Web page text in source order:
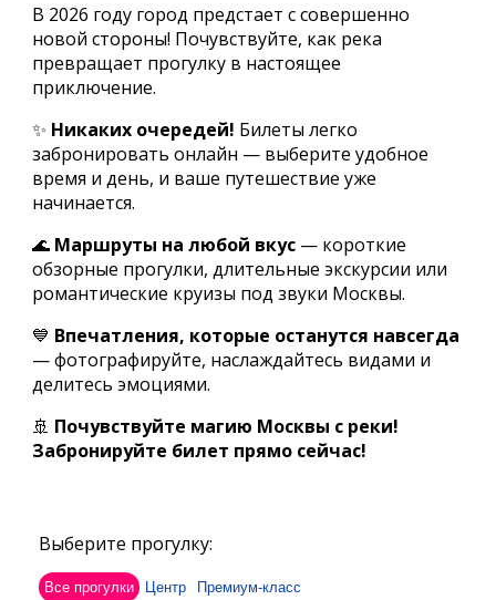
В 2026 году город предстает с совершенно
новой стороны! Почувствуйте, как река
превращает прогулку в настоящее
приключение.
✨ Никаких очередей! Билеты легко
забронировать онлайн — выберите удобное
время и день, и ваше путешествие уже
начинается.
🌊 Маршруты на любой вкус — короткие
обзорные прогулки, длительные экскурсии или
романтические круизы под звуки Москвы.
💙 Впечатления, которые останутся навсегда
— фотографируйте, наслаждайтесь видами и
делитесь эмоциями.
🚢 Почувствуйте магию Москвы с реки!
Забронируйте билет прямо сейчас!
Выберите прогулку:
Все прогулки Центр
Премиум-класс